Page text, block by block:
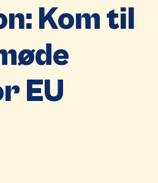
Kom til
EU